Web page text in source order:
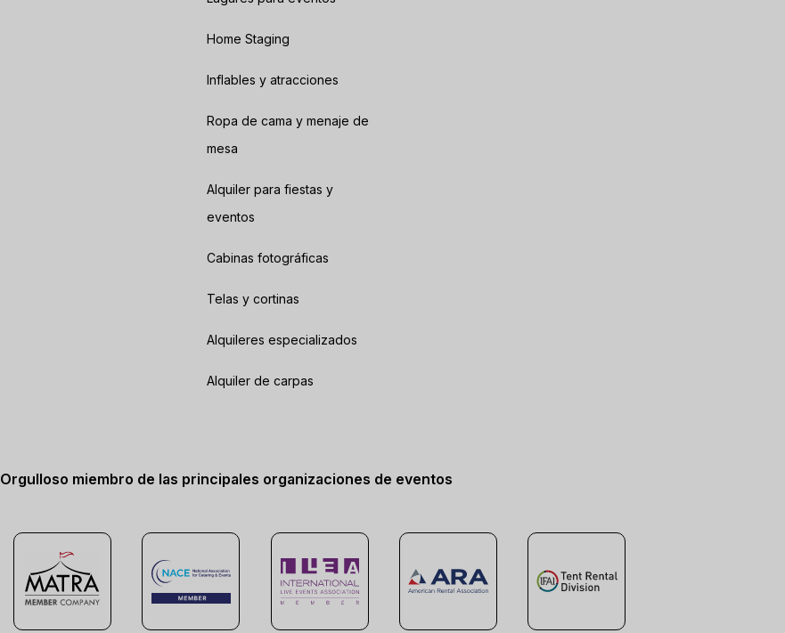
Home Staging
Inflables y atracciones
Ropa de cama y menaje de
mesa
Alquiler para fiestas y
eventos
Cabinas fotográficas
Telas y cortinas
Alquileres especializados
Alquiler de carpas
Orgulloso miembro de las principales organizaciones de eventos